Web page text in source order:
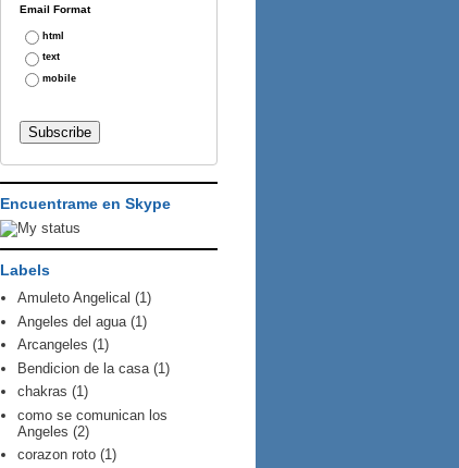
Email Format
html
text
mobile
Encuentrame en Skype
Labels
Amuleto Angelical (1)
Angeles del agua (1)
Arcangeles (1)
Bendicion de la casa (1)
chakras (1)
como se comunican los
Angeles (2)
corazon roto (1)